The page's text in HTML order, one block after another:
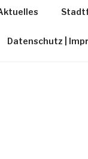
Datenschutz |